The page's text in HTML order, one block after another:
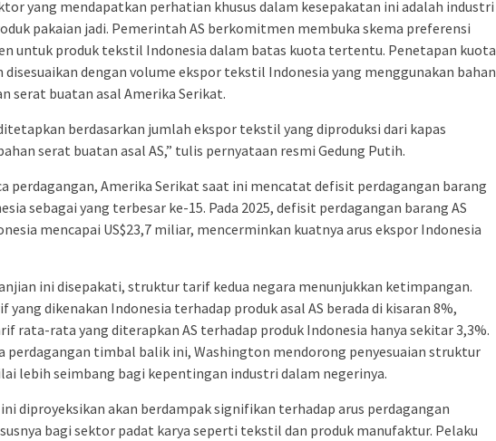
yang mendapatkan perhatian khusus dalam kesepakatan ini adalah industri
pakaian jadi. Pemerintah AS berkomitmen membuka skema preferensi
untuk produk tekstil Indonesia dalam batas kuota tertentu. Penetapan kuota
disesuaikan dengan volume ekspor tekstil Indonesia yang menggunakan bahan
serat buatan asal Amerika Serikat.
berdasarkan jumlah ekspor tekstil yang diproduksi dari kapas
serat buatan asal AS,” tulis pernyataan resmi Gedung Putih.
perdagangan, Amerika Serikat saat ini mencatat defisit perdagangan barang
sebagai yang terbesar ke-15. Pada 2025, defisit perdagangan barang AS
mencapai US$23,7 miliar, mencerminkan kuatnya arus ekspor Indonesia
ini disepakati, struktur tarif kedua negara menunjukkan ketimpangan.
yang dikenakan Indonesia terhadap produk asal AS berada di kisaran 8%,
rata-rata yang diterapkan AS terhadap produk Indonesia hanya sekitar 3,3%.
perdagangan timbal balik ini, Washington mendorong penyesuaian struktur
lebih seimbang bagi kepentingan industri dalam negerinya.
diproyeksikan akan berdampak signifikan terhadap arus perdagangan
bagi sektor padat karya seperti tekstil dan produk manufaktur. Pelaku